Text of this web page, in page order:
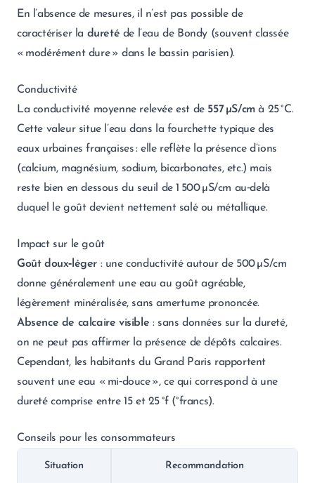
En l’absence de mesures, il n’est pas possible de
caractériser la dureté de l’eau de Bondy (souvent classée
« modérément dure » dans le bassin parisien).
Conductivité
La conductivité moyenne relevée est de 557 µS/cmà 25 °C.
Cette valeur situe l’eau dans la fourchette typique des
eaux urbaines françaises : elle reflète la présence d’ions
(calcium, magnésium, sodium, bicarbonates, etc.) mais
reste bien en dessous du seuil de 1 500 µS/cm au‑delà
duquel le goût devient nettement salé ou métallique.
Impact sur le goût
Goût doux‑léger : une conductivité autour de 500 µS/cm
donne généralement une eau au goût agréable,
légèrement minéralisée, sans amertume prononcée.
Absence de calcaire visible : sans données sur la dureté,
on ne peut pas affirmer la présence de dépôts calcaires.
Cependant, les habitants du Grand Paris rapportent
souvent une eau « mi‑douce », ce qui correspond à une
dureté comprise entre 15 et 25 °f (°francs).
Conseils pour les consommateurs
Situation Recommandation